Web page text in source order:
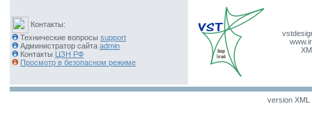
Контакты:
Технические вопросы support
Администратор сайта admin
Контакты ЦЗН РФ
Просмотр в безопасном режиме
version